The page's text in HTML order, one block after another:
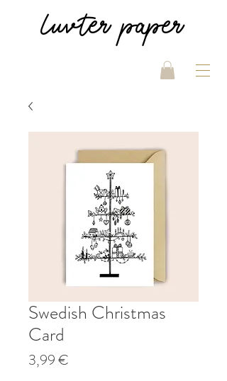
luvter paper
Swedish Christmas
Card
3,99 €